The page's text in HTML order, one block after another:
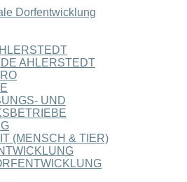
AHLERSTEDT
UND
(MENSCH & TIER)